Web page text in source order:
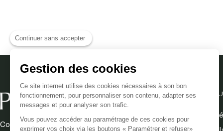
Continuer sans accepter
Gestion des cookies
Ce site internet utilise des cookies nécessaires à son bon
fonctionnement, pour personnaliser son contenu, adapter ses
messages et pour analyser son trafic.
Vous pouvez accéder au paramétrage de ces cookies pour
exprimer vos choix via les boutons « Paramétrer et refuser»
d'actifs puissants tel
notre soin anti âge aide à
Sérum purifiant matifiant
vie. Notre sérum anti-
de sébum et les pores
notre actif phare
Compléments alimentaires et
NOTRE
Silhouette &